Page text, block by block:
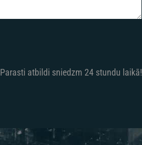
Parasti atbildi sniedzm 24 stundu laikā!